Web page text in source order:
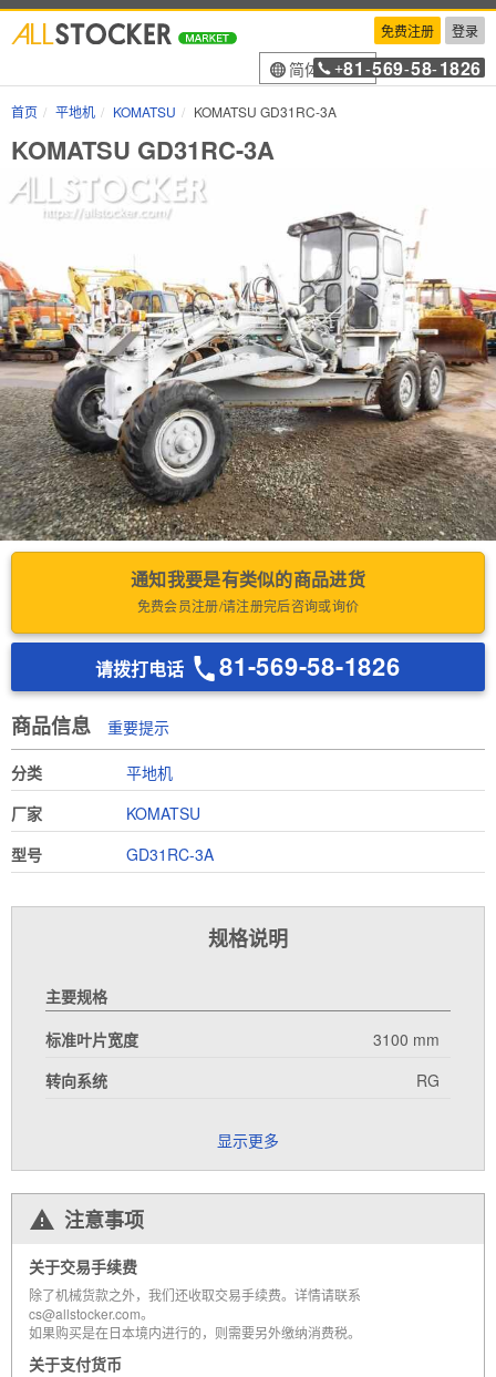
免费注册 登录
简体中文
+81 -569-58-1826
首页 平地机 KOMATSU KOMATSU GD31RC-3A
KOMATSU GD31RC-3A
通知我要是有类似的商品进货
免费会员注册/请注册完后咨询或询价
请拨打电话 81-569-58-1826
商品信息 重要提示
分类
平地机
厂家
KOMATSU
型号
GD31RC-3A
规格说明
主要规格
标准叶片宽度
3100 mm
转向系统
RG
显示更多
注意事项
关于交易手续费
除了机械货款之外，我们还收取交易手续费。详情请联系
cs@allstocker.com。
如果购买是在日本境内进行的，则需要另外缴纳消费税。
关于支付货币